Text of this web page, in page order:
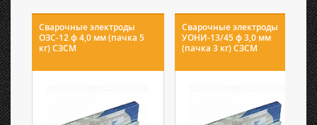
Сварочные электроды
ОЗС-12 ф 4,0 мм (пачка 5
кг) СЗСМ
Сварочные электроды
УОНИ-13/45 ф 3,0 мм
(пачка 3 кг) СЗСМ